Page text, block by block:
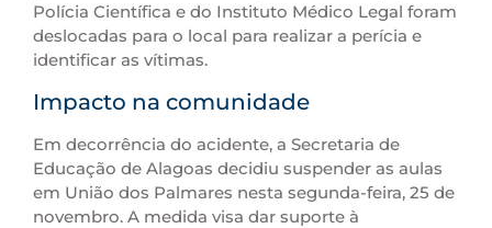
Polícia Científica e do Instituto Médico Legal foram
deslocadas para o local para realizar a perícia e
identificar as vítimas.
Impacto na comunidade
Em decorrência do acidente, a Secretaria de
Educação de Alagoas decidiu suspender as aulas
em União dos Palmares nesta segunda-feira, 25 de
novembro. A medida visa dar suporte à